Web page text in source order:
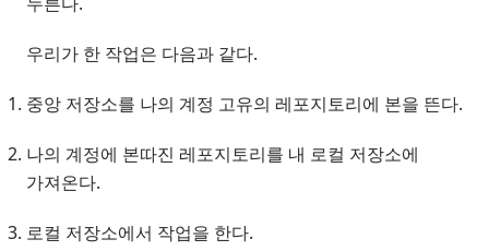
우리가 한 작업은 다음과 같다.
중앙 저장소를 나의 계정 고유의 레포지토리에 본을 뜬다.
나의 계정에 본따진 레포지토리를 내 로컬 저장소에
가져온다.
로컬 저장소에서 작업을 한다.